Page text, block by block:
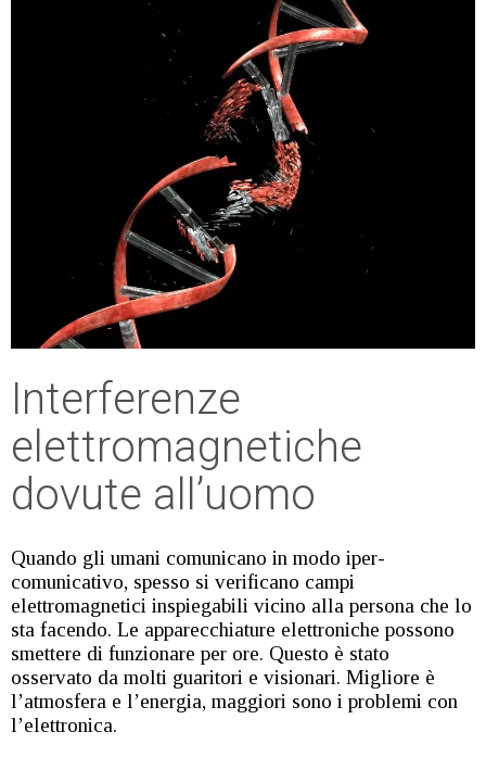
Interferenze
elettromagnetiche
dovute all’uomo
Quando gli umani comunicano in modo iper-
comunicativo, spesso si verificano campi
elettromagnetici inspiegabili vicino alla persona che lo
sta facendo. Le apparecchiature elettroniche possono
smettere di funzionare per ore. Questo è stato
osservato da molti guaritori e visionari. Migliore è
l’atmosfera e l’energia, maggiori sono i problemi con
l’elettronica.